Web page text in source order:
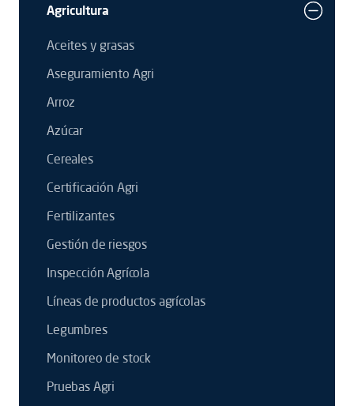
Agricultura
Aceites y grasas
Aseguramiento Agri
Arroz
Azúcar
Cereales
Certificación Agri
Fertilizantes
Gestión de riesgos
Inspección Agrícola
Líneas de productos agrícolas
Legumbres
Monitoreo de stock
Pruebas Agri